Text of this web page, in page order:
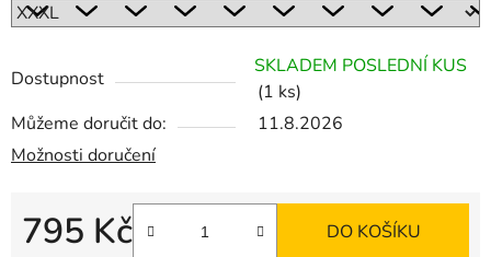
Dostupnost
SKLADEM POSLEDNÍ KUS
(1 ks)
Můžeme doručit do:
11.8.2026
Možnosti doručení
795 Kč DO KOŠÍKU